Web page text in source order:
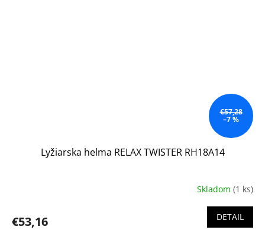
€57,28
–7 %
Lyžiarska helma RELAX TWISTER RH18A14
Skladom (1 ks)
€53,16 DETAIL